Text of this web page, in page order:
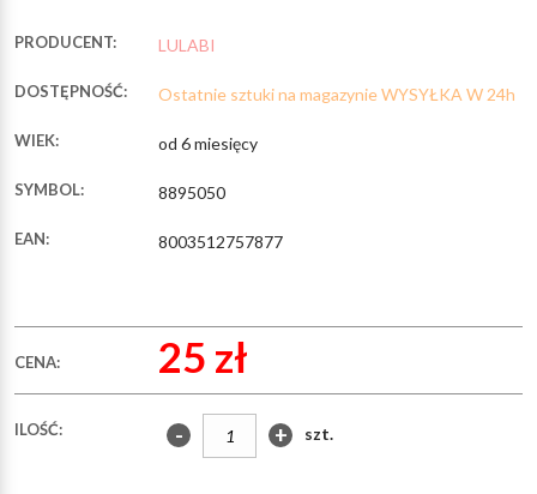
PRODUCENT: LULABI
DOSTĘPNOŚĆ: Ostatnie sztuki na magazynie WYSYŁKA W 24h
WIEK: od 6 miesięcy
SYMBOL: 8895050
EAN: 8003512757877
CENA: 25 zł
ILOŚĆ: - + szt.